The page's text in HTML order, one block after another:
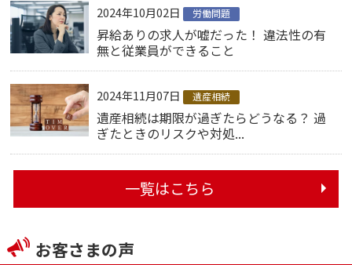
2024年10月02日 労働問題
昇給ありの求人が嘘だった！ 違法性の有
無と従業員ができること
2024年11月07日 遺産相続
遺産相続は期限が過ぎたらどうなる？ 過
ぎたときのリスクや対処...
一覧はこちら
お客さまの声